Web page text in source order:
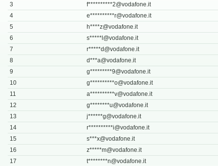
3
f**********2@vodafone.it
4
e**********r@vodafone.it
5
h****z@vodafone.it
6
s*****l@vodafone.it
7
r*****d@vodafone.it
8
d***a@vodafone.it
9
g*********9@vodafone.it
10
g**********o@vodafone.it
11
a**********v@vodafone.it
12
g********u@vodafone.it
13
j******g@vodafone.it
14
r**********i@vodafone.it
15
s***x@vodafone.it
16
z*****m@vodafone.it
17
t********n@vodafone.it